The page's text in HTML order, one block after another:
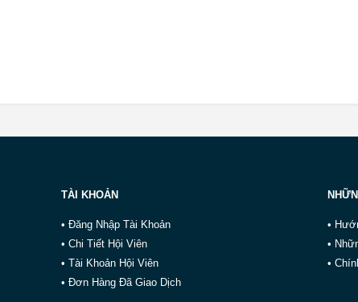
TÀI KHOẢN
• Đăng Nhập Tài Khoản
• Chi Tiết Hội Viên
• Tài Khoản Hội Viên
• Đơn Hàng Đã Giao Dịch
•
•
•